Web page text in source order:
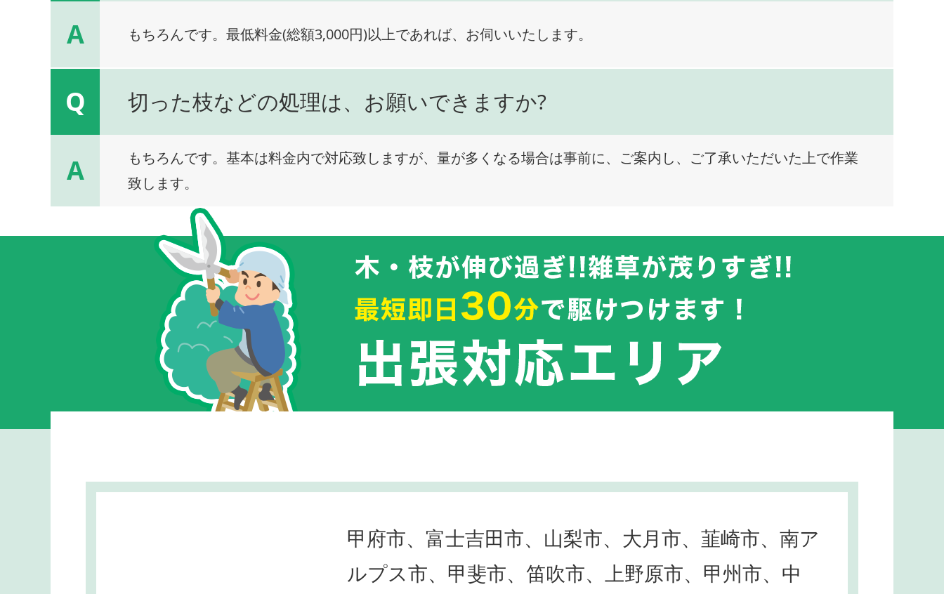
A もちろんです。最低料金(総額3,000円)以上であれば、お伺いいたします。
Q 切った枝などの処理は、お願いできますか?
A
もちろんです。基本は料金内で対応致しますが、量が多くなる場合は事前に、ご案内し、ご了承いただいた上で作業
致します。
甲府市、富士吉田市、山梨市、大月市、韮崎市、南ア
ルプス市、甲斐市、笛吹市、上野原市、甲州市、中